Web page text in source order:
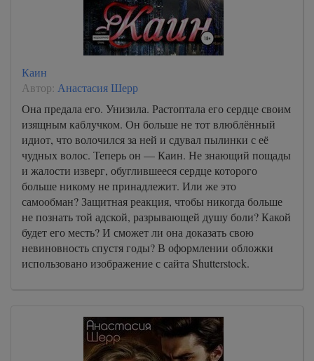
Каин
Автор: Анастасия Шерр
Она предала его. Унизила. Растоптала его сердце своим
изящным каблучком. Он больше не тот влюблённый
идиот, что волочился за ней и сдувал пылинки с её
чудных волос. Теперь он — Каин. Не знающий пощады
и жалости изверг, обуглившееся сердце которого
больше никому не принадлежит. Или же это
самообман? Защитная реакция, чтобы никогда больше
не познать той адской, разрывающей душу боли? Какой
будет его месть? И сможет ли она доказать свою
невиновность спустя годы? В оформлении обложки
использовано изображение с сайта Shutterstock.